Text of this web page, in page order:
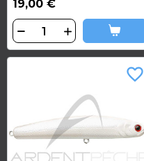
19,00 €
favorite_border